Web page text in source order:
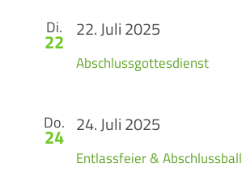
Di.
22
Abschlussgottesdienst
22. Juli 2025
Do.
24
Entlassfeier & Abschlussball
24. Juli 2025